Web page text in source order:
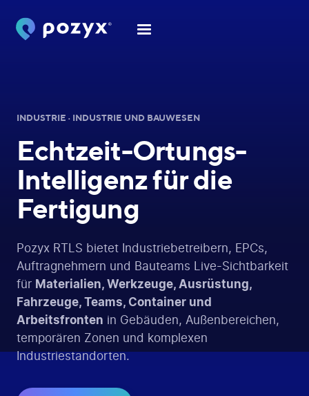
INDUSTRIE · INDUSTRIE UND BAUWESEN
Echtzeit-Ortungs-
Intelligenzfür die
Fertigung
Pozyx RTLS bietet Industriebetreibern, EPCs,
Auftragnehmern und Bauteams Live-Sichtbarkeit
für Materialien, Werkzeuge, Ausrüstung,
Fahrzeuge, Teams, Container und
Arbeitsfronten in Gebäuden, Außenbereichen,
temporären Zonen und komplexen
Industriestandorten.